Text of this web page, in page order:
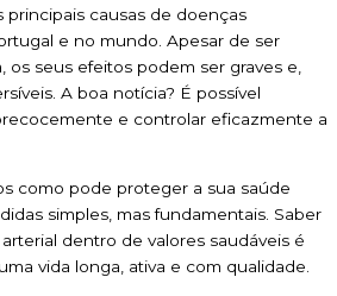
principais causas de doenças
e no mundo. Apesar de ser
os seus efeitos podem ser graves e,
A boa notícia? É possível
e controlar eficazmente a
como pode proteger a sua saúde
simples, mas fundamentais. Saber
dentro de valores saudáveis é
vida longa, ativa e com qualidade.